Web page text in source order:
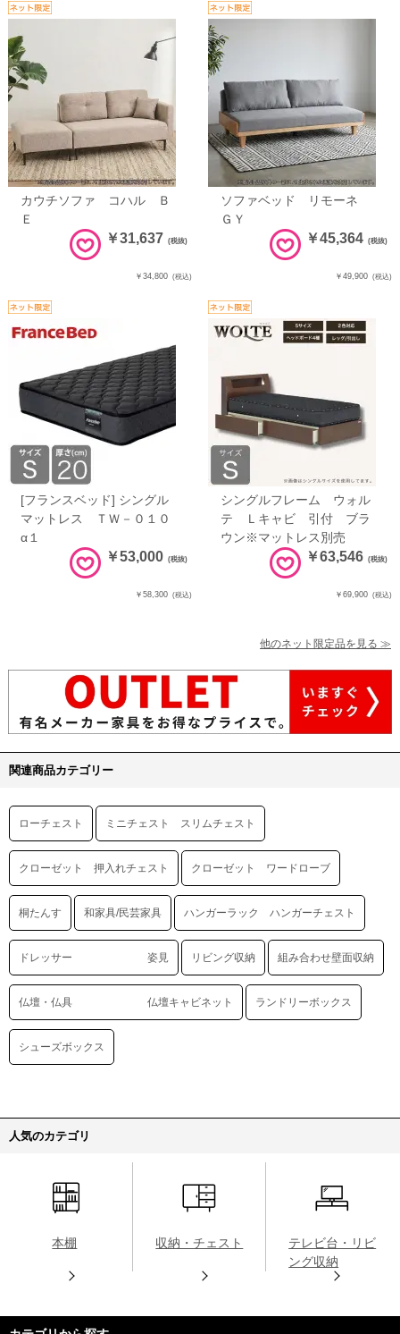
カウチソファ コハル Ｂ
Ｅ
￥31,637 (税抜)
￥34,800 (税込)
ソファベッド リモーネ
ＧＹ
￥45,364 (税抜)
￥49,900 (税込)
[フランスベッド] シングル
マットレス ＴＷ－０１０
α１
￥53,000 (税抜)
￥58,300 (税込)
シングルフレーム ウォル
テ Ｌキャビ 引付 ブラ
ウン※マットレス別売
￥63,546 (税抜)
￥69,900 (税込)
他のネット限定品を見る ≫
関連商品カテゴリー
ローチェスト ミニチェスト スリムチェスト
クローゼット 押入れチェスト クローゼット ワードローブ
桐たんす 和家具/民芸家具 ハンガーラック ハンガーチェスト
ドレッサー 姿見 リビング収納 組み合わせ壁面収納
仏壇・仏具 仏壇キャビネット ランドリーボックス
シューズボックス
人気のカテゴリ
本棚 収納・チェスト
テレビ台・リビ
ング収納